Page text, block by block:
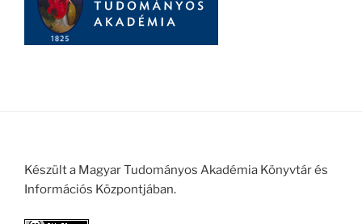
Készült a Magyar Tudományos Akadémia Könyvtár és
Információs Központjában.